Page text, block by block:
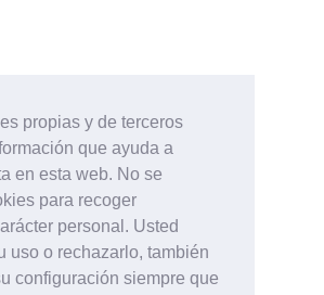
propias y de terceros
que ayuda a
en esta web. No se
para recoger
personal. Usted
uso o rechazarlo, también
configuración siempre que